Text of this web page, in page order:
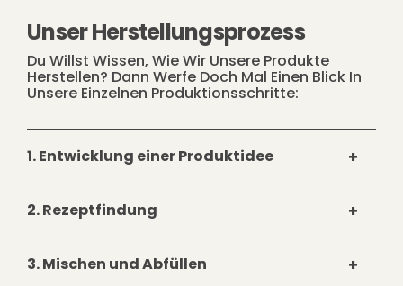
Unser Herstellungsprozess
Du Willst Wissen, Wie Wir Unsere Produkte
Herstellen? Dann Werfe Doch Mal Einen Blick In
Unsere Einzelnen Produktionsschritte:
1. Entwicklung einer Produktidee
„Nachhaltigkeit“ und „Leistung“ setzt sich
unser gesamtes Team zusammen und lässt
die Köpfe qualmen. Auf der Suche nach
2. Rezeptfindung
Produktionspartnern entwickeln wir eine
3. Mischen und Abfüllen